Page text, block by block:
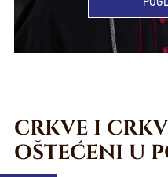
CRKVE I
OŠTEĆENI U